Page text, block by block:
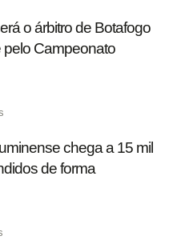
o árbitro de Botafogo
Campeonato
chega a 15 mil
de forma